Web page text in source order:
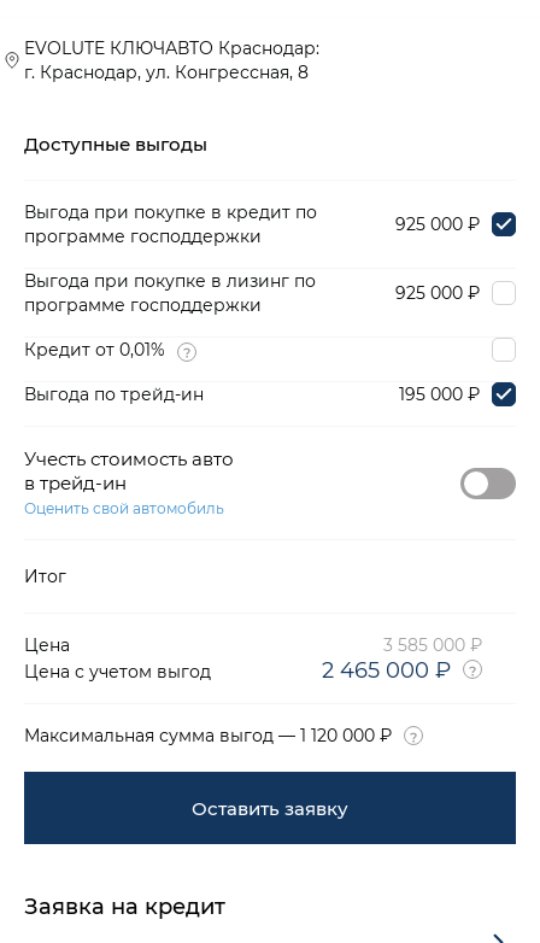
EVOLUTE КЛЮЧАВТО Краснодар:
г. Краснодар, ул. Конгрессная, 8
Доступные выгоды
Выгода при покупке в кредит по
программе господдержки
925 000 ₽
Выгода при покупке в лизинг по
программе господдержки
925 000 ₽
Кредит от 0,01%
Выгода по трейд-ин
195 000 ₽
Учесть стоимость авто
в трейд-ин
Оценить свой автомобиль
Итог
Цена
3 585 000 ₽
Цена с учетом выгод
2 465 000 ₽
Максимальная сумма выгод — 1 120 000 ₽
Оставить заявку
Заявка на кредит